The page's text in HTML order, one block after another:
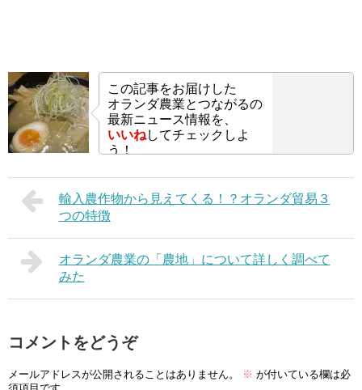
この記事をお届けした
オランダ農業とつながるの
最新ニュース情報を、
いいねしてチェックしよ
う！
輸入農作物から見えてくる！？オランダ貿易３
つの特徴
オランダ農業の「農地」について詳しく調べて
みた
コメントをどうぞ
メールアドレスが公開されることはありません。 ※ が付いている欄は必